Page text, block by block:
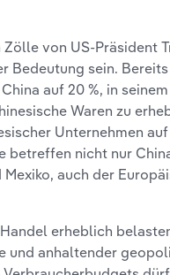
von US-Präsident
Bedeutung sein. Bereits
auf 20 %, in
Waren zu
Unternehmen
nicht nur
auch der
erheblich
und anhaltender